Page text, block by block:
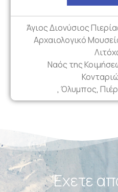
Άγιος Διονύσιος
Αρχαιολογικό
Ναός της
, Όλυμπος,
Έχετε